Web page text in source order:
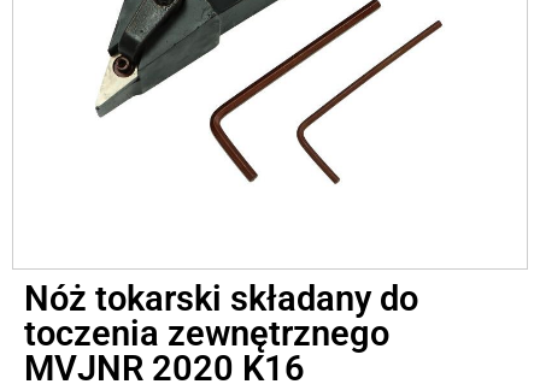
Nóż tokarski składany do
toczenia zewnętrznego
MVJNR 2020 K16